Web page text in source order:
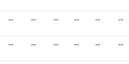
-- -- -- -- -- --
-- -- -- -- -- --